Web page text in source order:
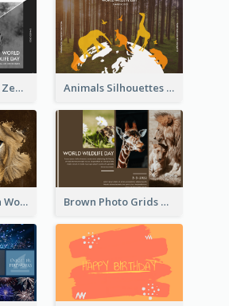
Black And White Zebra World Wildlife Day Greeting Card Animals Silhouettes World Wildlife Day Greeting Card
Lion Photo Brush World Wildlife Day Greeting Card Brown Photo Grids World Wildlife Day Greeting Card